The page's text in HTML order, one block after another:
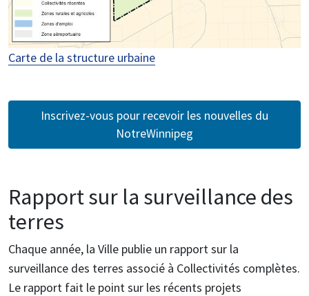
Carte de la structure urbaine
Inscrivez-vous pour recevoir les nouvelles du
NotreWinnipeg
Rapport sur la surveillance des
terres
Chaque année, la Ville publie un rapport sur la
surveillance des terres associé à Collectivités complètes.
Le rapport fait le point sur les récents projets